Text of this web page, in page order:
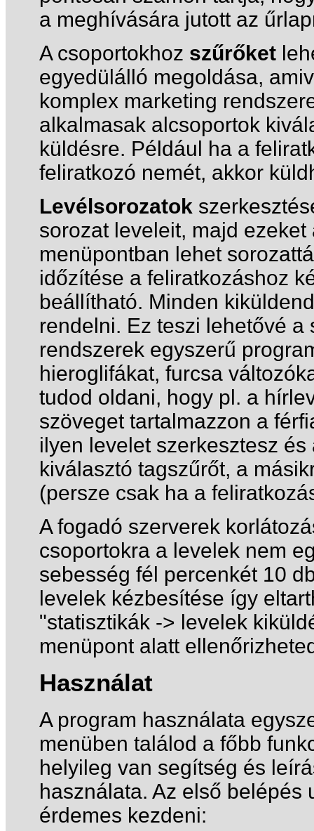
a meghívására jutott az
A csoportokhoz szűrőket
egyedülálló megoldása,
komplex marketing
alkalmasak alcsoportok
küldésre. Például ha a
feliratkozó nemét, akkor
Levélsorozatok
sorozat leveleit, majd
menüpontban lehet
időzítése a feliratkozáshoz
beállítható. Minden
rendelni. Ez teszi lehetővé
rendszerek egyszerű
hieroglifákat, furcsa
tudod oldani, hogy pl. a
szöveget tartalmazzon a
ilyen levelet szerkesztesz
kiválasztó tagszűrőt, a
(persze csak ha a
A fogadó szerverek
csoportokra a levelek nem
sebesség fél percenkét 10
levelek kézbesítése így
"statisztikák -> levelek
menüpont alatt
Használat
A program használata
menüben találod a főbb
helyileg van segítség és
használata. Az első
érdemes kezdeni: